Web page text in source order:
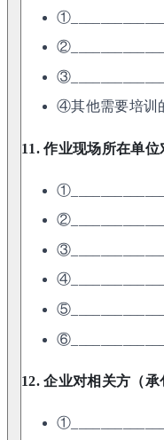
④其他需要培训
11. 作业现场所在单
12. 企业对相关方（承